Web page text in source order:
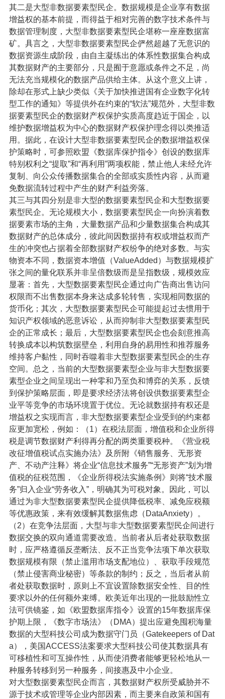
其二是大型非数据要素型民企。数据规模是企业享有数据
增益权的基本前提，而得益于相对完善的数字技术条件与
数据管理制度，大型非数据要素型民企堪称一座座数据富
矿。具言之，大型非数据要素型民企俨然超越了无意识的
数据资源生成阶段，由自主凝练出的体系性数据集合构成
其数据财产的主要部分，只是囿于意愿或条件之不足，尚
无法充当规模化的数据产品供给主体。从这个意义上讲，
除却在形式上缺少类似《关于加快推进国有企业数字化转
型工作的通知》等提供外在约束的“软法”规范外，大型非数
据要素型民企的数据财产权保护实质高度趋近于国企，以
维护数据增益权为中心的数据财产权保护理念得以类推适
用。据此，在设计大型非数据要素型民企的数据增益权保
护策略时，可参照欧盟《数据库保护指令》创设的数据库
特别权利之“提取”和“再利用”两项权能，禁止他人未经允许
复制、向公众传播数据集合的全部或实质性内容，从而避
免数据流转过程中产生的财产利益旁落。
其三与其四分别是非大型的数据要素型民企和大型数据要
素型民企。无论规模大小，数据要素型民企一向扮演着数
据要素市场的主角，大量数据产品和少量数据集合构成其
数据财产的总体成分，彼此间因数据持有权或增益权而产
生的冲突也占据着全部数据财产权纷争的绝对多数。与实
物资本不同，数据资本增值（ValueAdded）与数据规模扩
张之间的量化联系并非呈倍数级而是呈指数级，规模效应
显著：首先，大型数据要素型民企通过向广告商出售访问
权限而不出售数据本身来达成多轮转售，实现相同数据的
货币化；其次，大型数据要素型民企可能提起过去惯用于
知识产权领域的恶意诉讼，从而抑制非大型数据要素型民
企的正常成长；最后，大型数据要素型民企也会刻意推高
转换成本以构筑数据壁垒，利用自身的易用性和推荐服务
维持客户黏性，同时吞噬着非大型数据要素型民企的生存
空间。总之，当前的大型数据要素型企业与非大型数据要
素型企业之间呈现出一种零和乃至负和博弈的关系，反馈
到保护策略层面，即是要求经济法将创设供数据要素型企
业平等竞争的市场环境置于优位。无论就数据持有权还是
增益权之实现而言，非大型数据要素型企业受到的约束都
应更加宽松，例如：（1）在税法层面，增值税和企业所得
税是调节数据财产利得再分配的两类重要税种。《营业税
改征增值税试点实施办法》及所附《销售服务、无形资
产、不动产注释》将企业“信息技术服务”“无形资产”划为增
值税的征税范围，《企业所得税法实施条例》则将“技术服
务”归入企业“劳务收入”，明确其为可税对象。因此，可以
通过为非大型数据要素型民企提供降低税率、减免应税额
等优惠政策，来有效缓解其数据焦虑（DataAnxiety）。
（2）在竞争法层面，大型与非大型数据要素型民企间进行
数据交换的双向通道需要改造。当前者从后者处获取数据
时，应严格遵循反垄断法、反不正当竞争法项下单次获取
数据规模有限（禁止滥用市场支配地位）、获取手段规范
（禁止侵害商业秘密）等条款的制约；反之，当后者从前
者处获取数据时，原则上不宜设置除数据安全性、目的性
要求以外的任何额外束缚。欧美近年出现的一批鼓励性立
法可供镜鉴，如《欧盟数据库指令》设置的15年数据库保
护期上限，《数字市场法》（DMA）提出应避免囤积海量
数据的大型科技公司成为数据守门员（Gatekeepers of Dat
a），美国ACCESS法案要求大型科技公司使其数据具有
可移植性和可互操作性，从而使消费者能够更轻松地从一
种服务转移到另一种服务，间接惠及中小企业。
对大型数据要素型民企而言，其数据财产权所受威胁并不
源于技术或管理等企业内部因素，而主要来自政策和国有